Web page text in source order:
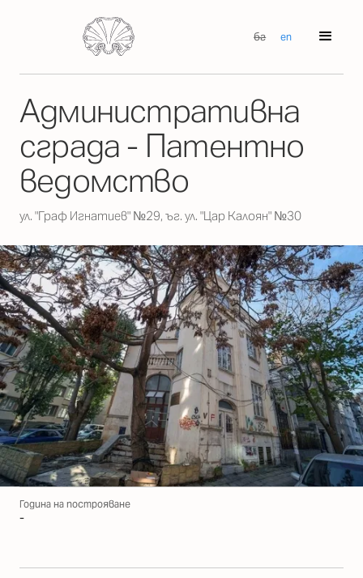
бг en
Административна
сграда - Патентно
ведомство
ул. "Граф Игнатиев" №29, ъг. ул. "Цар Калоян" №30
Година на построяване
-